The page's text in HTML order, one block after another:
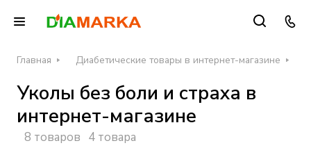
Главная Диабетические товары в интернет-магазине
Уколы без боли и страха в
интернет-магазине
8 товаров 4 товара